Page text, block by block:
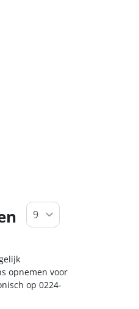
opnemen voor
op 0224-